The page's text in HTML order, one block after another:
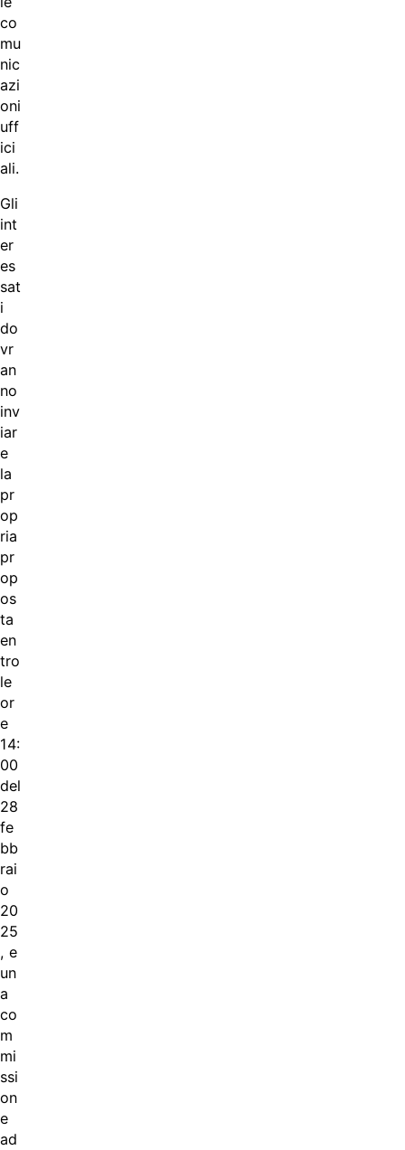
co
mu
nic
azi
oni
uff
ici
ali.
Gli
int
er
es
sat
i
do
vr
an
no
inv
iar
e
la
pr
op
ria
pr
op
os
ta
en
tro
le
or
e
14:
00
del
28
fe
bb
rai
o
20
25
, e
un
a
co
m
mi
ssi
on
e
ad